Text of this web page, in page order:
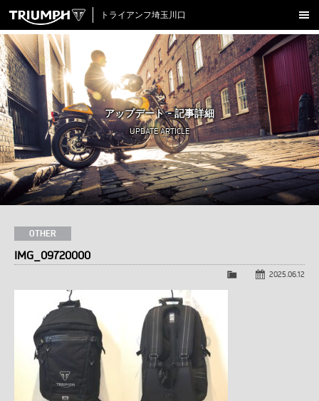
トライアンフ埼玉川口
新車在庫情報
試乗車一覧
認定中古車
アクセサリー
クロージング
アップデート
店舗情報
採用情報
TRIUMPH OFFICIAL SITE
LINE FacebookInstagram
X
アップデート - 記事詳細
UPDATE ARTICLE
OTHER
IMG_09720000
2025.06.12